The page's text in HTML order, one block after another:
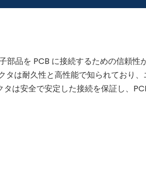
品を PCB に接続するための信頼性
は耐久性と高性能で知られており、
は安全で安定した接続を保証し、